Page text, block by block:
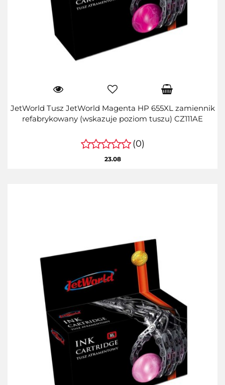
JetWorld Tusz JetWorld Magenta HP 655XL zamiennik
refabrykowany (wskazuje poziom tuszu) CZ111AE
(0)
23.08